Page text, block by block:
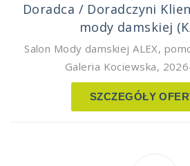
Doradca / Doradczyni
mody damskiej
Salon Mody damskiej ALEX,
Galeria Kociewska,
SZCZEGÓŁY